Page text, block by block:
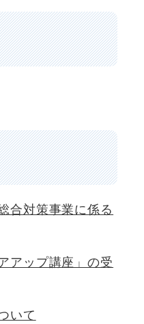
合対策事業に係る
アップ講座」の受
いて